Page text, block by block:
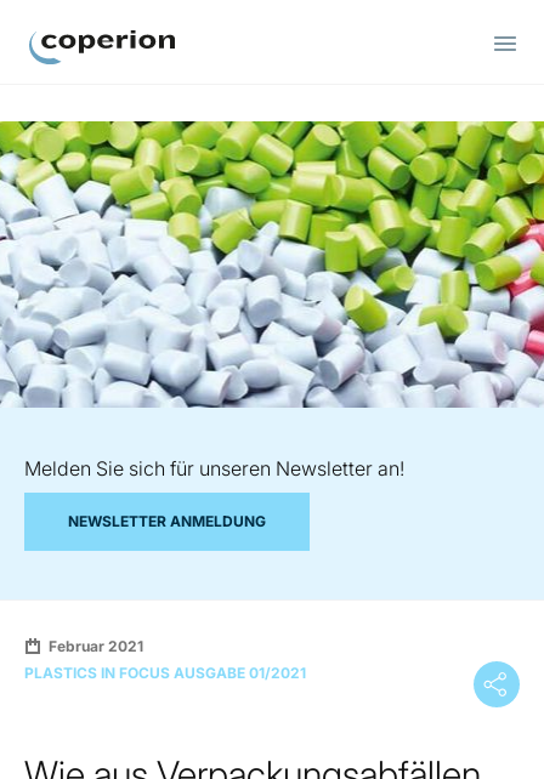
Melden Sie sich für unseren Newsletter an!
NEWSLETTER ANMELDUNG
Februar 2021
PLASTICS IN FOCUS AUSGABE 01/2021